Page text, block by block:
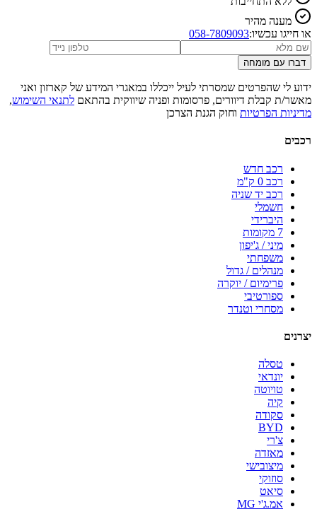
מענה מהיר
או חייגו עכשיו:058-7809093
דברו עם מומחה
ידוע לי שהפרטים שמסרתי לעיל ייכללו במאגרי המידע של קארזון ואני
מאשר/ת קבלת דיוורים, פרסומות ופניה שיווקית בהתאם לתנאי השימוש,
מדיניות הפרטיות וחוק הגנת הצרכן
רכבים
רכב חדש
רכב 0 ק"מ
רכב יד שניה
חשמלי
היברידי
7 מקומות
מיני / ג'יפון
משפחתי
מנהלים / גדול
פרימיום / יוקרה
ספורטיבי
מסחרי וטנדר
יצרנים
טסלה
יונדאי
טויוטה
קיה
סקודה
BYD
צ'רי
מאזדה
מיצובישי
סוזוקי
סיאט
אמ.ג'י MG